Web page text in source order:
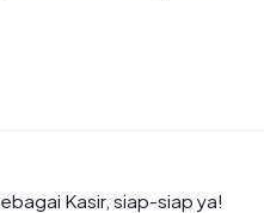
Kasir, siap-siap ya!